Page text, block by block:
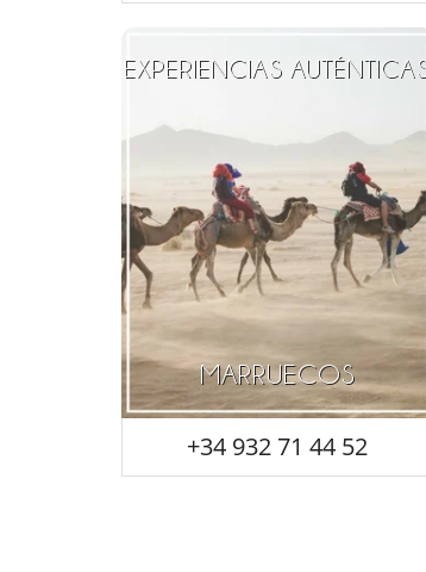
EXPERIENCIAS
MARRUECOS
+34 932 71 44 52